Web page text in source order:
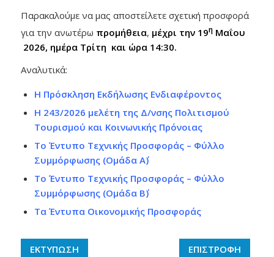
Παρακαλούμε να μας αποστείλετε σχετική προσφορά
για την ανωτέρω προμήθεια, μέχρι την 19ηΜαΐου
2026, ημέρα Τρίτη και ώρα 14:30.
Αναλυτικά:
Η Πρόσκληση Εκδήλωσης Ενδιαφέροντος
Η 243/2026 μελέτη της Δ/νσης Πολιτισμού
Τουρισμού και Κοινωνικής Πρόνοιας
Το Έντυπο Τεχνικής Προσφοράς – Φύλλο
Συμμόρφωσης (Ομάδα Α΄)
Το Έντυπο Τεχνικής Προσφοράς – Φύλλο
Συμμόρφωσης (Ομάδα Β΄)
Τα Έντυπα Οικονομικής Προσφοράς
ΕΚΤΥΠΩΣΗ ΕΠΙΣΤΡΟΦΗ